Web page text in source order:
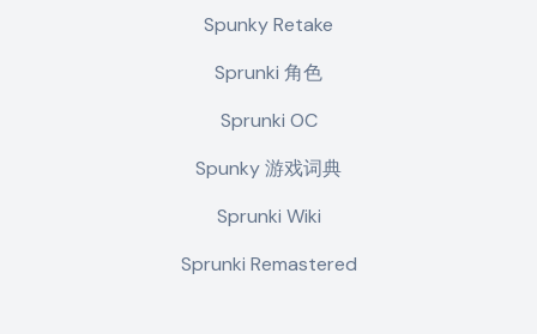
Spunky Retake
Sprunki 角色
Sprunki OC
Spunky 游戏词典
Sprunki Wiki
Sprunki Remastered